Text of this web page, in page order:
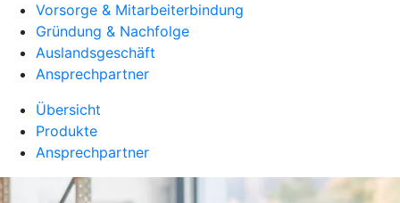
Vorsorge & Mitarbeiterbindung
Gründung & Nachfolge
Auslandsgeschäft
Ansprechpartner
Übersicht
Produkte
Ansprechpartner